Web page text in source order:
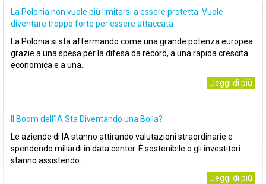
La Polonia non vuole più limitarsi a essere protetta. Vuole
diventare troppo forte per essere attaccata
La Polonia si sta affermando come una grande potenza europea
grazie a una spesa per la difesa da record, a una rapida crescita
economica e a una..
..leggi di più
Il Boom dell'IA Sta Diventando una Bolla?
Le aziende di IA stanno attirando valutazioni straordinarie e
spendendo miliardi in data center. È sostenibile o gli investitori
stanno assistendo..
..leggi di più